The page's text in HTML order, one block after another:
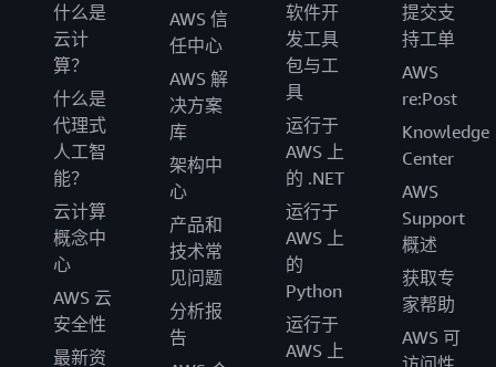
什么是
云计
算？
什么是
代理式
人工智
能？
云计算
概念中
心
AWS 云
安全性
最新资
AWS 信
任中心
AWS 解
决方案
库
架构中
心
产品和
技术常
见问题
分析报
告
软件开
发工具
包与工
具
运行于
AWS 上
的 .NET
运行于
AWS 上
的
Python
运行于
AWS 上
提交支
持工单
AWS
re:Post
Knowledge
Center
AWS
Support
概述
获取专
家帮助
AWS 可